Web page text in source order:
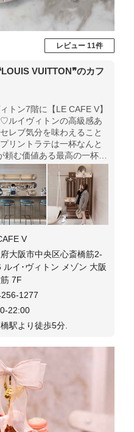
レビュー 11件
VUITTON❞のカフ
ン7階に【LE CAFE V】
ルイヴィトンの高級感あ
レブ気分を味わえること
リントラテは一杯なんと
む価値ある最高の一杯で
V
大阪市中央区心斎橋筋2-
ルイ･ヴィトン メゾン 大阪
7F
1277
22:00
駅より徒歩5分.